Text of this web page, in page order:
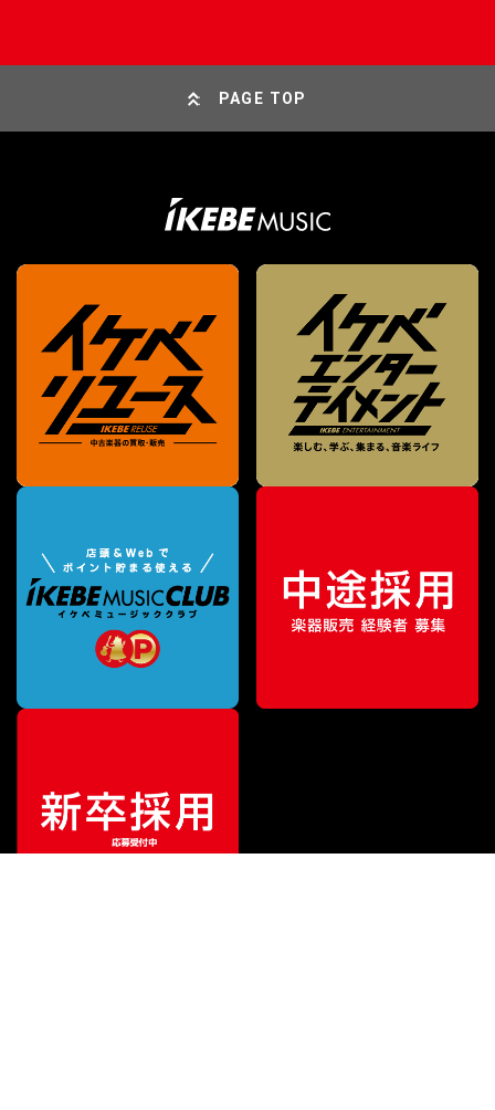
販売価格¥5,060（税込）
PAGE TOP